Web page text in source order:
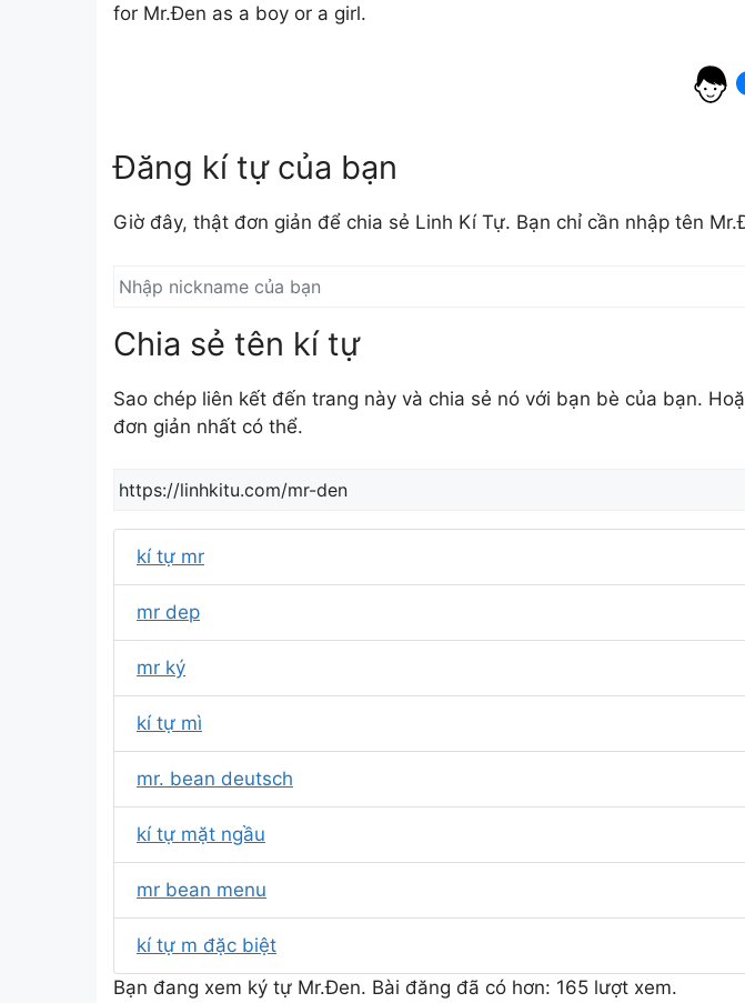
for Mr.Đen as a boy or a girl.
Đăng kí tự của bạn
Giờ đây, thật đơn giản để chia sẻ Linh Kí Tự. Bạn chỉ cần nhập tên
Chia sẻ tên kí tự
Sao chép liên kết đến trang này và chia sẻ nó với bạn bè của bạn.
đơn giản nhất có thể.
kí tự mr
mr dep
mr ký
kí tự mì
mr. bean deutsch
kí tự mặt ngầu
mr bean menu
kí tự m đặc biệt
Bạn đang xem ký tự Mr.Đen. Bài đăng đã có hơn: 165 lượt xem.